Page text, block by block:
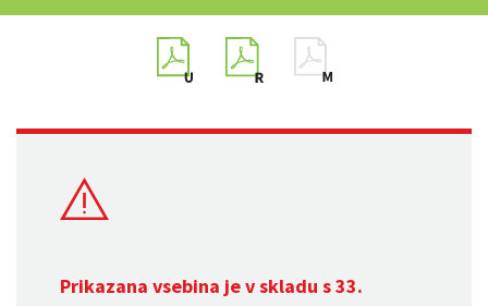
Prikazana vsebina je v skladu s 33.